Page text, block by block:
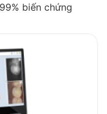
biến chứng